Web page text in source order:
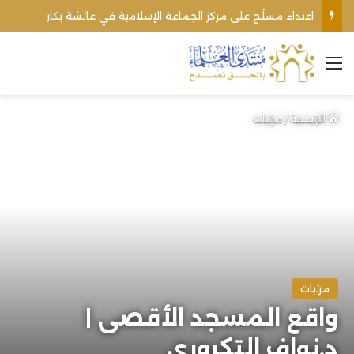
اعتداء مسلّح على مركز الجماعة الإسلامية في عائشة بكار
القائمة
الرئيسية/مرئيات
مرئيات
واقع المسجد الأقصى |
د.نواف التكروري